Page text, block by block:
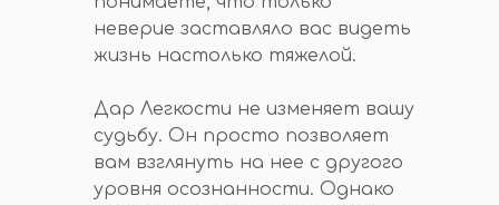
неверие заставляло вас видеть
жизнь настолько тяжелой.
Дар Легкости не изменяет вашу
судьбу. Он просто позволяет
вам взглянуть на нее с другого
уровня осознанности. Однако